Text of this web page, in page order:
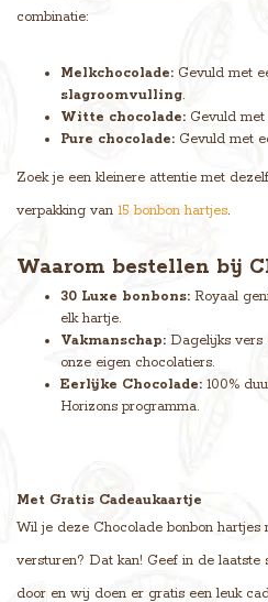
combinatie:
Melkchocolade: Gevuld met
slagroomvulling.
Witte chocolade: Gevuld met
Pure chocolade: Gevuld met
Zoek je een kleinere attentie met
verpakking van 15 bonbon hartjes.
Waarom bestellen bij
30 Luxe bonbons: Royaal
elk hartje.
Vakmanschap: Dagelijks vers
onze eigen chocolatiers.
Eerlijke Chocolade: 100%
Horizons programma.
Met Gratis Cadeaukaartje
Wil je deze Chocolade bonbon
versturen? Dat kan! Geef in de laatste
door en wij doen er gratis een leuk